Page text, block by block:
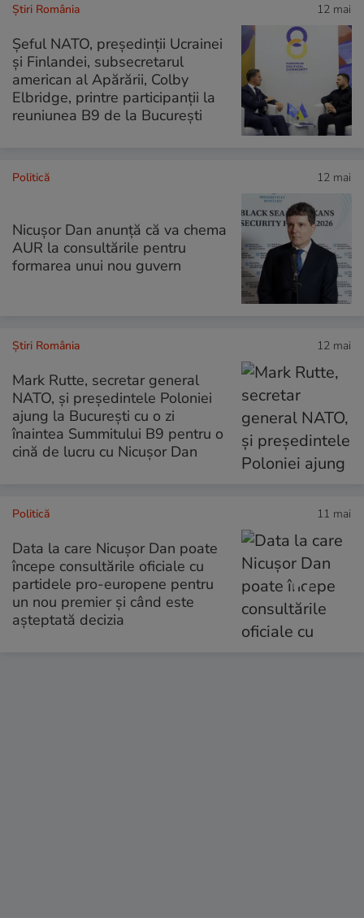
Știri România 12 mai
Șeful NATO, președinții Ucrainei
și Finlandei, subsecretarul
american al Apărării, Colby
Elbridge, printre participanții la
reuniunea B9 de la București
Politică 12 mai
Nicușor Dan anunță că va chema
AUR la consultările pentru
formarea unui nou guvern
Știri România 12 mai
Mark Rutte, secretar general
NATO, și preşedintele Poloniei
ajung la București cu o zi
înaintea Summitului B9 pentru o
cină de lucru cu Nicușor Dan
Politică 11 mai
Data la care Nicușor Dan poate
începe consultările oficiale cu
partidele pro-europene pentru
un nou premier și când este
așteptată decizia